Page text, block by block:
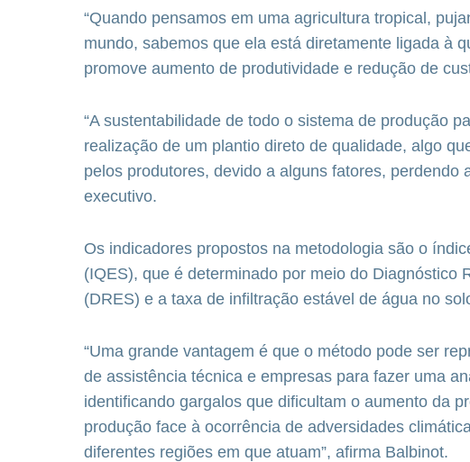
“Quando pensamos em uma agricultura tropical,
mundo, sabemos que ela está diretamente ligada à
promove aumento de produtividade e redução de
“A sustentabilidade de todo o sistema de produção
realização de um plantio direto de qualidade, algo
pelos produtores, devido a alguns fatores, perdendo
executivo.
Os indicadores propostos na metodologia são o
(IQES), que é determinado por meio do Diagnóstico
(DRES) e a taxa de infiltração estável de água no
“Uma grande vantagem é que o método pode ser
de assistência técnica e empresas para fazer uma
identificando gargalos que dificultam o aumento da
produção face à ocorrência de adversidades
diferentes regiões em que atuam”, afirma Balbinot.